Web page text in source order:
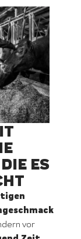
ES
vor